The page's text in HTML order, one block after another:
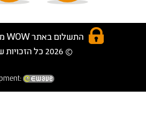
התשלום באתר WOW מאובטח בטכנולוגית SSL
© 2026 כל הזכויות שמורות